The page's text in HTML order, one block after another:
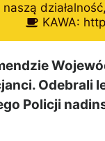
naszą
KAWA:
Odebrali
Policji